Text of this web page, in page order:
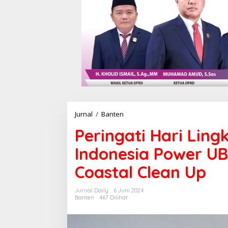
Jurnal / Banten
r
n
g
a
t
i
H
r
Peringati Hari
Indonesia Power
Coastal Clean Up
Jurnal Daily
6 Juni 2024
Banten
467 Dilihat